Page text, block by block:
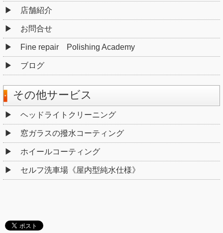
店舗紹介
お問合せ
Fine repair Polishing Academy
ブログ
その他サービス
ヘッドライトクリーニング
窓ガラスの撥水コーティング
ホイールコーティング
セルフ洗車場《屋内型純水仕様》